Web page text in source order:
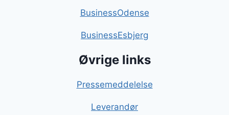
BusinessOdense
BusinessEsbjerg
Øvrige links
Pressemeddelelse
Leverandør